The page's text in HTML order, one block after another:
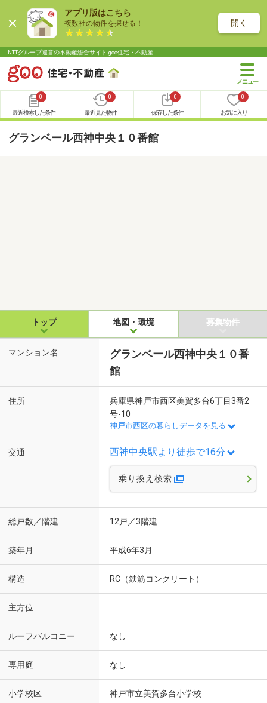
アプリ版はこちら
複数社の物件を探せる！ 開く
NTTグループ運営の不動産総合サイト goo住宅・不動産
0
最近検索した条件
0
最近見た物件
0
保存した条件
0
お気に入り
グランベール西神中央１０番館
トップ 地図・環境 募集物件
マンション名
グランベール西神中央１０番
館
住所
兵庫県神戸市西区美賀多台6丁目3番2
号-10
神戸市西区の暮らしデータを見る
交通 西神中央駅より徒歩で16分
乗り換え検索
総戸数／階建 12戸／3階建
築年月 平成6年3月
構造 RC（鉄筋コンクリート）
主方位
ルーフバルコニー なし
専用庭 なし
小学校区 神戸市立美賀多台小学校